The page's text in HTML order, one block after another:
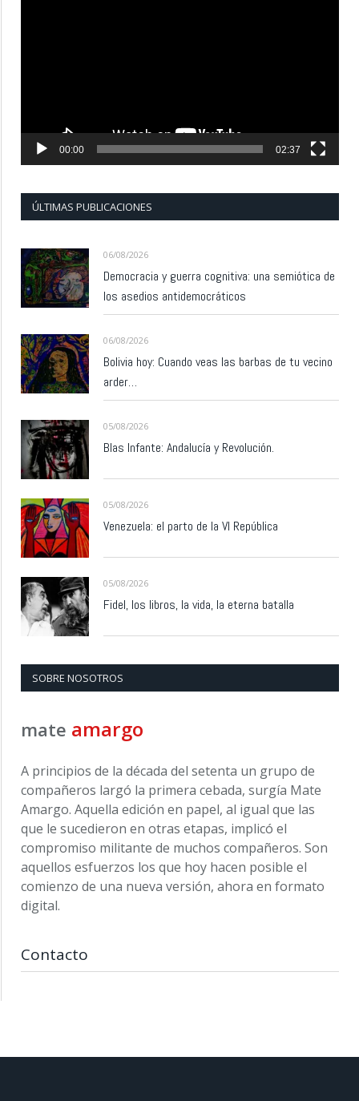
00:00 02:37
ÚLTIMAS PUBLICACIONES
06/08/2026
Democracia y guerra cognitiva: una semiótica de
los asedios antidemocráticos
06/08/2026
Bolivia hoy: Cuando veas las barbas de tu vecino
arder…
05/08/2026
Blas Infante: Andalucía y Revolución.
05/08/2026
Venezuela: el parto de la VI República
05/08/2026
Fidel, los libros, la vida, la eterna batalla
SOBRE NOSOTROS
mate amargo
A principios de la década del setenta un grupo de
compañeros largó la primera cebada, surgía Mate
Amargo. Aquella edición en papel, al igual que las
que le sucedieron en otras etapas, implicó el
compromiso militante de muchos compañeros. Son
aquellos esfuerzos los que hoy hacen posible el
comienzo de una nueva versión, ahora en formato
digital.
Contacto